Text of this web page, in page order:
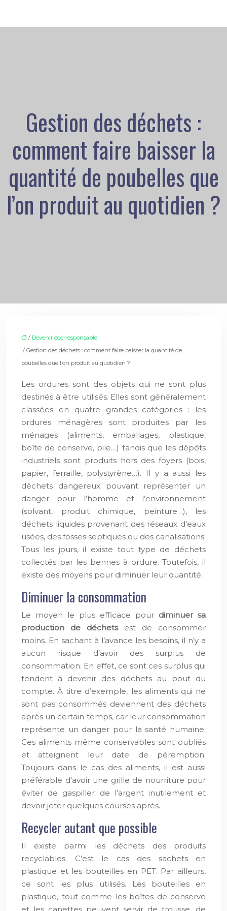
Gestion des déchets :
comment faire baisser la
quantité de poubelles que
l’on produit au quotidien ?
/ Devenir éco-responsable
/ Gestion des déchets : comment faire baisser la quantité de
poubelles que l’on produit au quotidien ?
Les ordures sont des objets qui ne sont plus
destinés à être utilisés. Elles sont généralement
classées en quatre grandes catégories : les
ordures ménagères sont produites par les
ménages (aliments, emballages, plastique,
boîte de conserve, pile…) tandis que les dépôts
industriels sont produits hors des foyers (bois,
papier, ferraille, polystyrène…). Il y a aussi les
déchets dangereux pouvant représenter un
danger pour l’homme et l’environnement
(solvant, produit chimique, peinture…), les
déchets liquides provenant des réseaux d’eaux
usées, des fosses septiques ou des canalisations.
Tous les jours, il existe tout type de déchets
collectés par les bennes à ordure. Toutefois, il
existe des moyens pour diminuer leur quantité.
Diminuer la consommation
Le moyen le plus efficace pour diminuer sa
production de déchetsest de consommer
moins. En sachant à l’avance les besoins, il n’y a
aucun risque d’avoir des surplus de
consommation. En effet, ce sont ces surplus qui
tendent à devenir des déchets au bout du
compte. À titre d’exemple, les aliments qui ne
sont pas consommés deviennent des déchets
après un certain temps, car leur consommation
représente un danger pour la santé humaine.
Ces aliments même conservables sont oubliés
et atteignent leur date de péremption.
Toujours dans le cas des aliments, il est aussi
préférable d’avoir une grille de nourriture pour
éviter de gaspiller de l’argent inutilement et
devoir jeter quelques courses après.
Recycler autant que possible
Il existe parmi les déchets des produits
recyclables. C’est le cas des sachets en
plastique et les bouteilles en PET. Par ailleurs,
ce sont les plus utilisés. Les bouteilles en
plastique, tout comme les boîtes de conserve